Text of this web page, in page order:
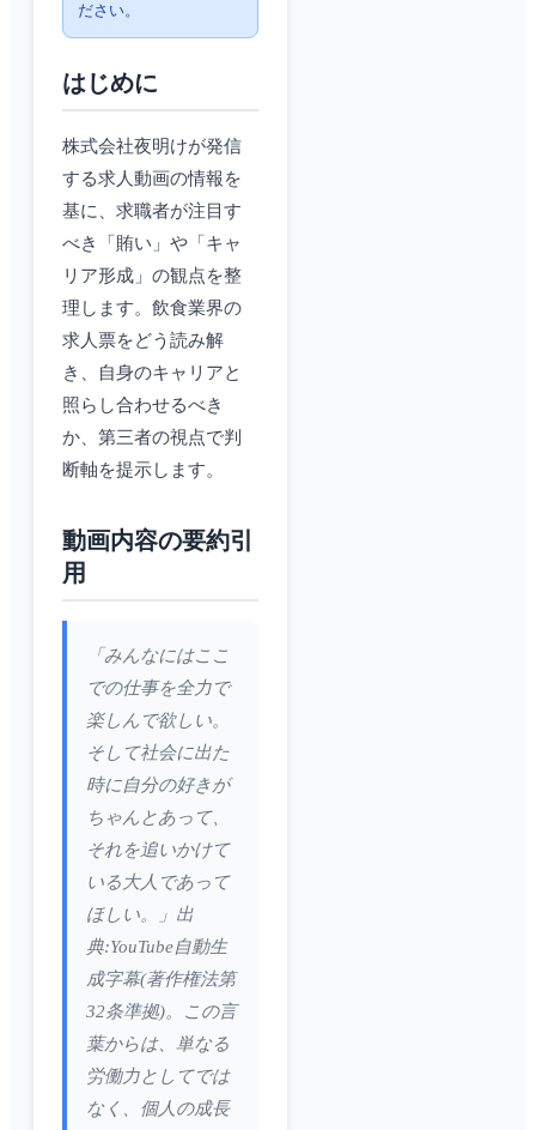
ださい。
はじめに
株式会社夜明けが発信
する求人動画の情報を
基に、求職者が注目す
べき「賄い」や「キャ
リア形成」の観点を整
理します。飲食業界の
求人票をどう読み解
き、自身のキャリアと
照らし合わせるべき
か、第三者の視点で判
断軸を提示します。
動画内容の要約引
用
「みんなにはここ
での仕事を全力で
楽しんで欲しい。
そして社会に出た
時に自分の好きが
ちゃんとあって、
それを追いかけて
いる大人であって
ほしい。」出
典:YouTube自動生
成字幕(著作権法第
32条準拠)。この言
葉からは、単なる
労働力としてでは
なく、個人の成長